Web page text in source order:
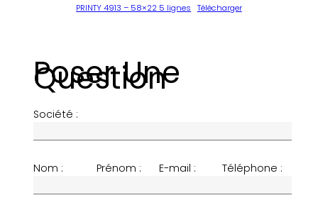
PRINTY 4913 – 58×22 5 lignes Télécharger
Poser Une
Question
Société :
Nom : Prénom : E-mail : Téléphone :